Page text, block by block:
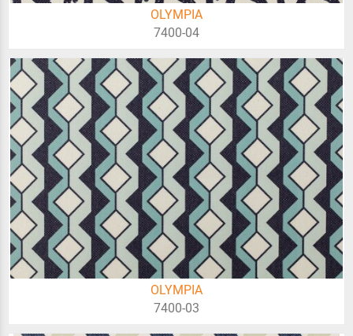
OLYMPIA
7400-04
OLYMPIA
7400-03